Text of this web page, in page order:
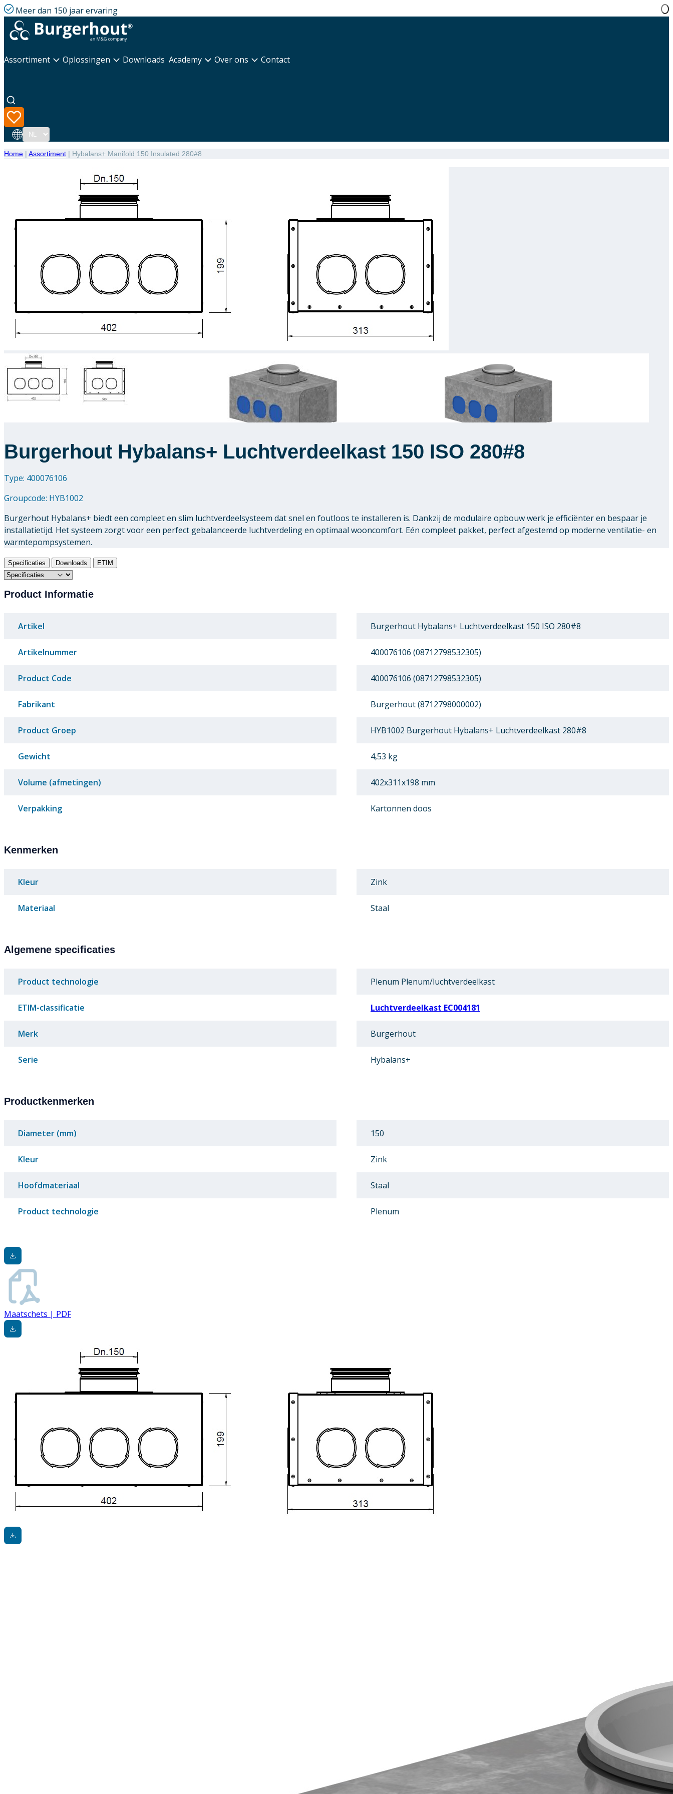
Meer dan 150 jaar ervaring
Assortiment Oplossingen Downloads Academy Over ons Contact
Taal
Home | Assortiment | Hybalans+ Manifold 150 Insulated 280#8
Burgerhout Hybalans+ Luchtverdeelkast 150 ISO 280#8
Type: 400076106
Groupcode: HYB1002
Burgerhout Hybalans+ biedt een compleet en slim luchtverdeelsysteem dat snel en foutloos te installeren is. Dankzij de modulaire opbouw werk je efficiënter en bespaar je
installatietijd. Het systeem zorgt voor een perfect gebalanceerde luchtverdeling en optimaal wooncomfort. Eén compleet pakket, perfect afgestemd op moderne ventilatie- en
warmtepompsystemen.
Specificaties Downloads ETIM
Product Informatie
Artikel Burgerhout Hybalans+ Luchtverdeelkast 150 ISO 280#8
Artikelnummer 400076106 (08712798532305)
Product Code 400076106 (08712798532305)
Fabrikant Burgerhout (8712798000002)
Product Groep HYB1002 Burgerhout Hybalans+ Luchtverdeelkast 280#8
Gewicht 4,53 kg
Volume (afmetingen) 402x311x198 mm
Verpakking Kartonnen doos
Kenmerken
Kleur Zink
Materiaal Staal
Algemene specificaties
Product technologie Plenum Plenum/luchtverdeelkast
ETIM-classificatie Luchtverdeelkast EC004181
Merk Burgerhout
Serie Hybalans+
Productkenmerken
Diameter (mm) 150
Kleur Zink
Hoofdmateriaal Staal
Product technologie Plenum
Maatschets | PDF